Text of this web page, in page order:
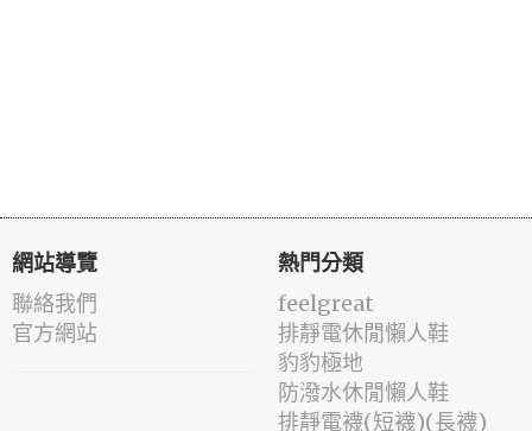
網站導覽
聯絡我們
官方網站
熱門分類
feelgreat
排靜電休閒懶人鞋
豹豹極地
防潑水休閒懶人鞋
排靜電襪(短襪)(長襪)